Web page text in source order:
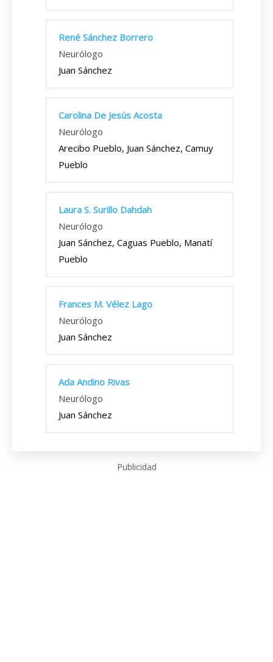
René Sánchez Borrero
Neurólogo
Juan Sánchez
Carolina De Jesús Acosta
Neurólogo
Arecibo Pueblo, Juan Sánchez, Camuy
Pueblo
Laura S. Surillo Dahdah
Neurólogo
Juan Sánchez, Caguas Pueblo, Manatí
Pueblo
Frances M. Vélez Lago
Neurólogo
Juan Sánchez
Ada Andino Rivas
Neurólogo
Juan Sánchez
Publicidad